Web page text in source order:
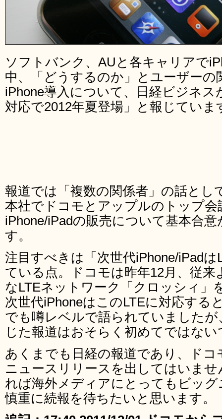
ソフトバンク、AUと各キャリアで
中、「どうするのか」とユーザー
iPhone導入について、日経ビジネス
対応で2012年夏登場」と報じていま
報道では「複数の関係者」の話とし
本社でドコモとアップルのトップ会
iPhone/iPadの販売について基本合
す。
注目すべきは「次世代iPhone/iPad
ている点。ドコモは昨年12月、従来
なLTEネットワーク「クロッシィ」
次世代iPhoneはこのLTEに対応する
でも噂レベルで語られていました
じた報道はおそらく初めてではな
あくまでも日経の報道であり、ド
ニュースリリースを出してはいませ
れば海外メディアにとってもビッ
慎重に続報を待ちたいと思います。